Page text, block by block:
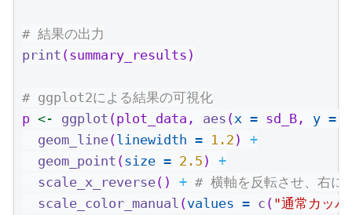
# 結果の出力
print (summary_results)
# ggplot2による結果の可視化
p <- ggplot (plot_data, aes (x = sd_B, y =
geom_line(linewidth = 1.2 ) +
geom_point (size = 2.5 ) +
scale_x_reverse() + # 横軸を反転させ、右に
scale_color_manual (values = c ( "通常カッ